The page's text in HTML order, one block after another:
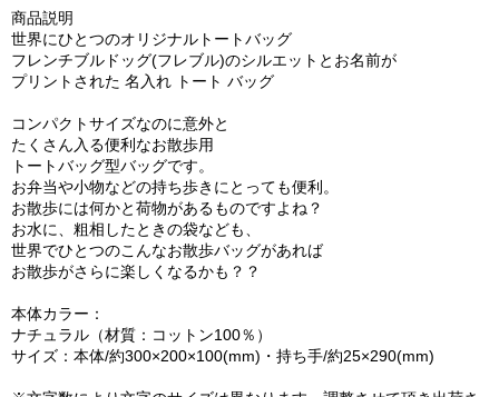
商品説明
世界にひとつのオリジナルトートバッグ
フレンチブルドッグ(フレブル)のシルエットとお名前が
プリントされた 名入れ トート バッグ
コンパクトサイズなのに意外と
たくさん入る便利なお散歩用
トートバッグ型バッグです。
お弁当や小物などの持ち歩きにとっても便利。
お散歩には何かと荷物があるものですよね？
お水に、粗相したときの袋なども、
世界でひとつのこんなお散歩バッグがあれば
お散歩がさらに楽しくなるかも？？
本体カラー：
ナチュラル（材質：コットン100％）
サイズ：本体/約300×200×100(mm)・持ち手/約25×290(mm)